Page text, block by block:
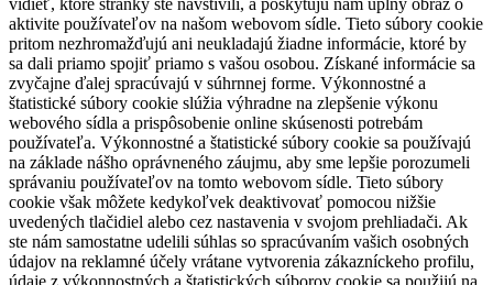
vidieť, ktoré stránky ste navštívili, a poskytujú nám úplný obraz o
aktivite používateľov na našom webovom sídle. Tieto súbory cookie
pritom nezhromažďujú ani neukladajú žiadne informácie, ktoré by
sa dali priamo spojiť priamo s vašou osobou. Získané informácie sa
zvyčajne ďalej spracúvajú v súhrnnej forme. Výkonnostné a
štatistické súbory cookie slúžia výhradne na zlepšenie výkonu
webového sídla a prispôsobenie online skúsenosti potrebám
používateľa. Výkonnostné a štatistické súbory cookie sa používajú
na základe nášho oprávneného záujmu, aby sme lepšie porozumeli
správaniu používateľov na tomto webovom sídle. Tieto súbory
cookie však môžete kedykoľvek deaktivovať pomocou nižšie
uvedených tlačidiel alebo cez nastavenia v svojom prehliadači. Ak
ste nám samostatne udelili súhlas so spracúvaním vašich osobných
údajov na reklamné účely vrátane vytvorenia zákazníckeho profilu,